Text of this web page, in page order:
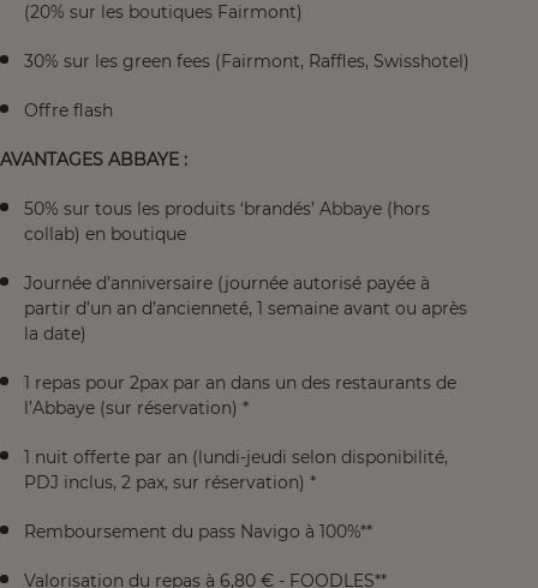
(20% sur les boutiques Fairmont)
30% sur les green fees (Fairmont, Raffles, Swisshotel)
Offre flash
AVANTAGES ABBAYE :
50% sur tous les produits ‘brandés’ Abbaye (hors
collab) en boutique
Journée d’anniversaire (journée autorisé payée à
partir d’un an d’ancienneté, 1 semaine avant ou après
la date)
1 repas pour 2pax par an dans un des restaurants de
l’Abbaye (sur réservation) *
1 nuit offerte par an (lundi-jeudi selon disponibilité,
PDJ inclus, 2 pax, sur réservation) *
Remboursement du pass Navigo à 100%**
Valorisation du repas à 6,80 € - FOODLES**